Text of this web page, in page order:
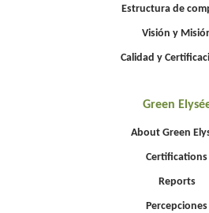
Estructura de
Visión y
Calidad y
Green
About Green
Certifications
Reports
Percepciones